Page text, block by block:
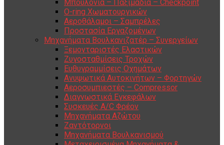
Μπουλόνια – Παξιμάδια – Checkpoint
O-ring Χωματουργικών
Αεροθάλαμοι – Σαμπρέλες
Προστασία Εργαζομένων
Μηχανήματα Βουλκανιζατέρ – Συνεργείων
Ξεμονταριστές Ελαστικών
Ζυγοσταθμίσεις Τροχών
Ευθυγραμμίσεις Οχημάτων
Ανυψωτικά Αυτοκινήτων – Φορτηγών
Αεροσυμπιεστές – Compressor
Διαγνωστικά Εγκεφάλων
Συσκευές A/C Φρέον
Μηχανήματα Αζώτου
Ζαντότορνοι
Μηχανήματα Βουλκανισμού